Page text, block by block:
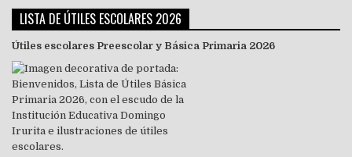
LISTA DE ÚTILES ESCOLARES 2026
Útiles escolares Preescolar y Básica Primaria 2026